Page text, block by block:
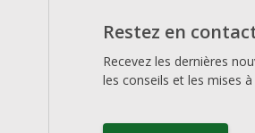
Restez en
Recevez les dernières
les conseils et les mises